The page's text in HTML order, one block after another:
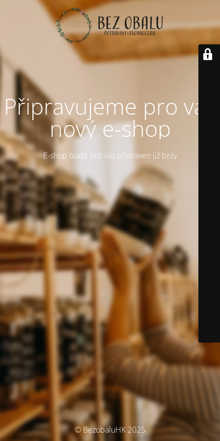
Připravujeme pro vás
nový e-shop
E-shop bude pro vás připraven již brzy
© BezobaluHK 2025